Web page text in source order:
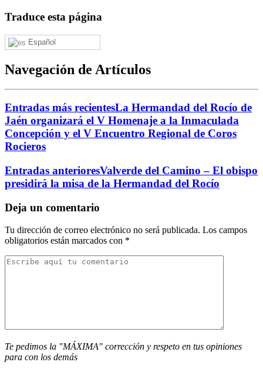
Traduce esta página
Español
Navegación de Artículos
Entradas más recientesLa Hermandad del Rocío de
Jaén organizará el V Homenaje a la Inmaculada
Concepción y el V Encuentro Regional de Coros
Rocieros
Entradas anterioresValverde del Camino – El obispo
presidirá la misa de la Hermandad del Rocío
Deja un comentario
Tu dirección de correo electrónico no será publicada. Los campos
obligatorios están marcados con *
Te pedimos la "MÁXIMA" corrección y respeto en tus opiniones
para con los demás